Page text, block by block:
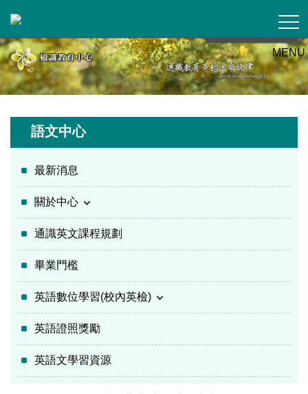
到
主
要
內
容
MENU
語文中心
最新消息
關於中心
通識英文課程規劃
畢業門檻
英語數位學習(校內英檢)
英語證照獎勵
英語文學習資源